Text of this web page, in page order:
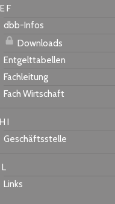
F
dbb-Infos
Downloads
Entgelttabellen
Fachleitung
Fach Wirtschaft
I
Geschäftsstelle
L
Links